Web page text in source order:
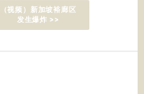
（视频）新加坡裕廊区
发生爆炸 >>